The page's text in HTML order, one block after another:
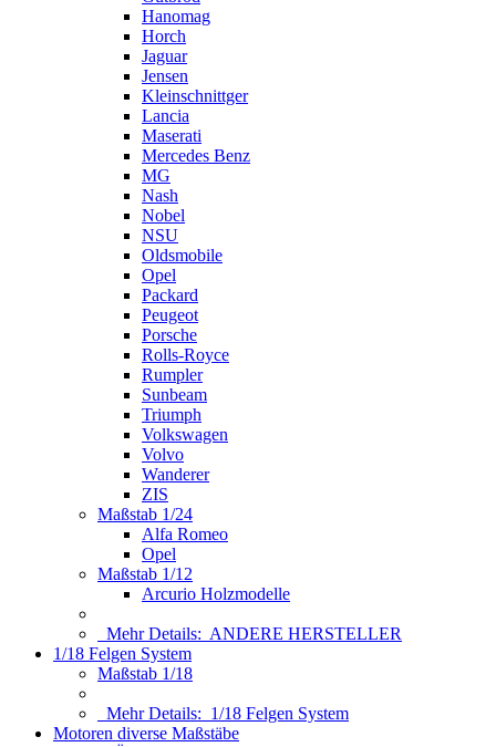
Hanomag
Horch
Jaguar
Jensen
Kleinschnittger
Lancia
Maserati
Mercedes Benz
MG
Nash
Nobel
NSU
Oldsmobile
Opel
Packard
Peugeot
Porsche
Rolls-Royce
Rumpler
Sunbeam
Triumph
Volkswagen
Volvo
Wanderer
ZIS
Maßstab 1/24
Alfa Romeo
Opel
Maßstab 1/12
Arcurio Holzmodelle
Mehr Details: ANDERE HERSTELLER
1/18 Felgen System
Maßstab 1/18
Mehr Details: 1/18 Felgen System
Motoren diverse Maßstäbe